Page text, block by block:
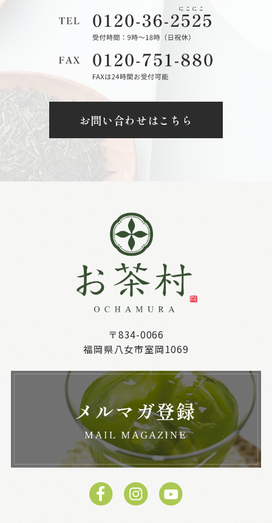
お問い合わせはこちら
〒834-0066
福岡県八女市室岡1069